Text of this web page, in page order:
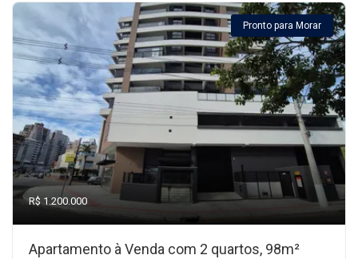
Pronto para Morar
R$ 1.200.000
Apartamento à Venda com 2 quartos, 98m²